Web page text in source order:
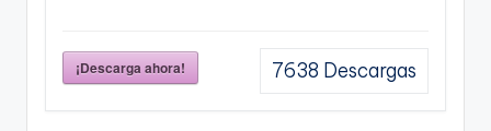
¡Descarga ahora! 7638 Descargas